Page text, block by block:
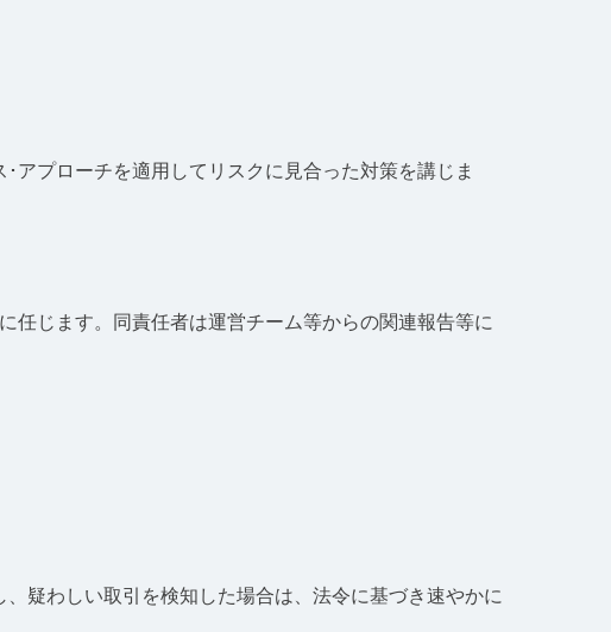
アプローチを適用してリスクに見合った対策を講じま
任じます。同責任者は運営チーム等からの関連報告等に
疑わしい取引を検知した場合は、法令に基づき速やかに